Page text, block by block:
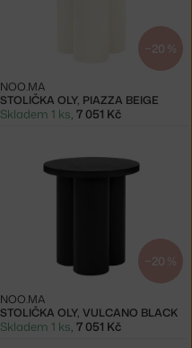
−20 %
STOLIČKA OLY, PIAZZA BEIGE
NOO.MA
Skladem 1 ks 7 051 Kč
−20 %
STOLIČKA OLY, VULCANO BLACK
NOO.MA
Skladem 1 ks 7 051 Kč